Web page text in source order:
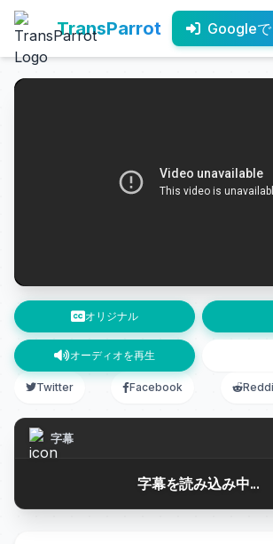
TransParrot Google
オリジナル
オーディオを再生
Twitter Facebook
字幕
字幕を読み込み中...